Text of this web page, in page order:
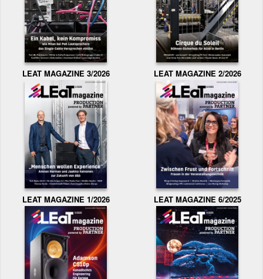
LEAT MAGAZINE 3/2026 LEAT MAGAZINE 2/2026
LEAT MAGAZINE 1/2026 LEAT MAGAZINE 6/2025